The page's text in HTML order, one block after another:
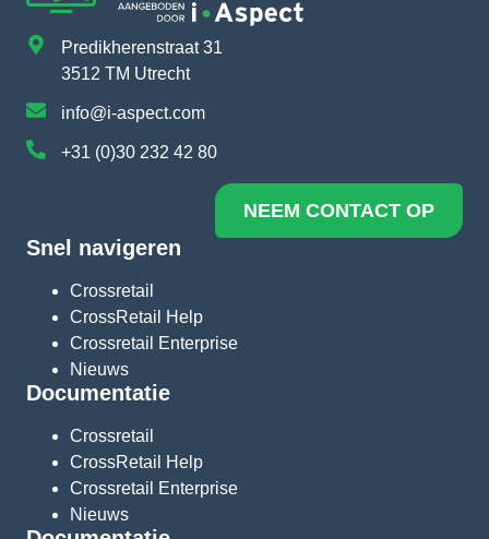
Predikherenstraat 31
3512 TM Utrecht
info@i-aspect.com
+31 (0)30 232 42 80
NEEM CONTACT OP
Snel navigeren
Crossretail
CrossRetail Help
Crossretail Enterprise
Nieuws
Documentatie
Crossretail
CrossRetail Help
Crossretail Enterprise
Nieuws